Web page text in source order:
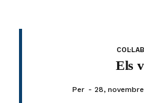
Els
Per 28,